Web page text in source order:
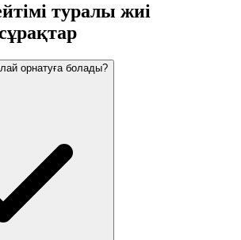
туралы жиі
орнатуға болады?